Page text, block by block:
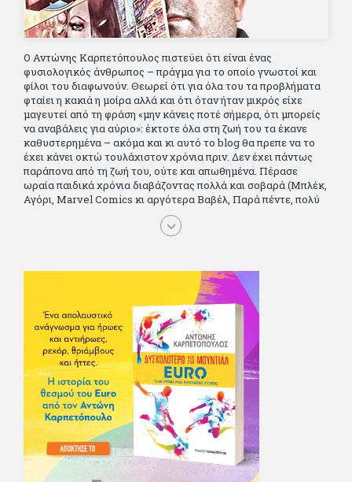
Ο Αντώνης Καρπετόπουλος πιστεύει ότι είναι ένας
φυσιολογικός άνθρωπος – πράγμα για το οποίο γνωστοί και
φίλοι του διαφωνούν. Θεωρεί ότι για όλα του τα προβλήματα
φταίει η κακιά η μοίρα αλλά και ότι όταν ήταν μικρός είχε
μαγευτεί από τη φράση «μην κάνεις ποτέ σήμερα, ότι μπορείς
να αναβάλεις για αύριο»: έκτοτε όλα στη ζωή του τα έκανε
καθυστερημένα – ακόμα και κι αυτό το blog θα πρεπε να το
έχει κάνει οκτώ τουλάχιστον χρόνια πριν. Δεν έχει πάντως
παράπονα από τη ζωή του, ούτε και απωθημένα. Πέρασε
ωραία παιδικά χρόνια διαβάζοντας πολλά και σοβαρά (Μπλέκ,
Αγόρι, Μarvel Comics κι αργότερα Βαβέλ, Παρά πέντε, πολύ
Αλέξανδρο Δουμά και αρκετό Ιούλιο Βέρν πριν τον κερδίσουν
τα αστυνομικά), απέκτησε τους σωστούς φίλους κυρίως γιατί
ταινίες κι έγραφε και στο περιοδικό Σινεμά, είχε κάποιες
αισθηματικές περιπέτειες που σκόρπισαν γέλιο στους φίλους
του - αν όχι και στον ίδιο. Πήγε στρατό κανονικά στα σύνορα
και διατήρησε μια καλή σχέση με την οικογένεια του, την
οποία αισθάνεται πως διάφορες φορές έφερε σε δύσκολη
θέση. Κείμενο με την υπογραφή του πρωτοδημοσιεύτηκε στο
Φίλαθλο το 1992. Επέστρεψε οριστικά στην Ελλάδα το 1998,
δούλεψε για πολλούς (αφού δυσκολεύεται να πει όχι), και
κάποιοι, αν όχι και όλοι, τον πλήρωσαν κι έμειναν και
ευχαριστημένοι από τη συνεργασία. Σήμερα πλέον εργάζεται
στον Sport Fm (όπου έχει κλείσει εικοσαετία) και στη
Sportday. Επαίρεται ότι λίγοι έχουν δει περισσότερο
ποδόσφαιρο από τον ίδιο και θεωρεί τον εαυτό του τυχερό
γιατί είναι μέλος της γενιάς που απόλαυσε τους μεγαλύτερους
σε όλα τα σπορ. Δεν είναι παντρεμένος, αλλά θαυμάζει όσους